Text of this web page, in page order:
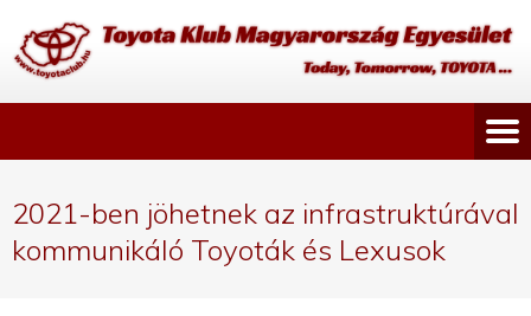
2021-ben jöhetnek az infrastruktúrával
kommunikáló Toyoták és Lexusok